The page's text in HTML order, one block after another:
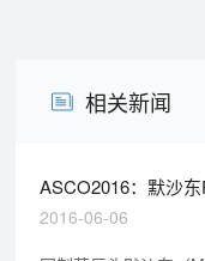
相关新闻
ASCO2016：默沙
治疗晚期黑色素瘤表
2016-06-06